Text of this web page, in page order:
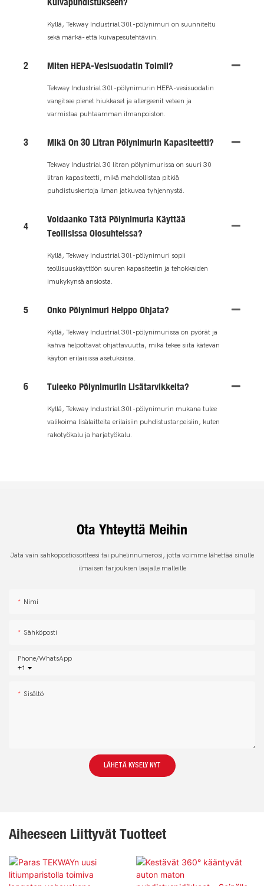
Kyllä, Tekway Industrial 30l -pölynimuri on suunniteltu
sekä märkä- että kuivapesutehtäviin.
2 Miten HEPA-Vesisuodatin Toimii?
Tekway Industrial 30l -pölynimurin HEPA-vesisuodatin
vangitsee pienet hiukkaset ja allergeenit veteen ja
varmistaa puhtaamman ilmanpoiston.
3 Mikä On 30 Litran Pölynimurin Kapasiteetti?
Tekway Industrial 30 litran pölynimurissa on suuri 30
litran kapasiteetti, mikä mahdollistaa pitkiä
puhdistuskertoja ilman jatkuvaa tyhjennystä.
4
Voidaanko Tätä Pölynimuria Käyttää
Teollisissa Olosuhteissa?
Kyllä, Tekway Industrial 30l -pölynimuri sopii
teollisuuskäyttöön suuren kapasiteetin ja tehokkaiden
imukykynsä ansiosta.
5 Onko Pölynimuri Helppo Ohjata?
Kyllä, Tekway Industrial 30l -pölynimurissa on pyörät ja
kahva helpottavat ohjattavuutta, mikä tekee siitä kätevän
käytön erilaisissa asetuksissa.
6 Tuleeko Pölynimuriin Lisätarvikkeita?
Kyllä, Tekway Industrial 30l -pölynimurin mukana tulee
valikoima lisälaitteita erilaisiin puhdistustarpeisiin, kuten
rakotyökalu ja harjatyökalu.
Ota Yhteyttä Meihin
Jätä vain sähköpostiosoitteesi tai puhelinnumerosi, jotta voimme lähettää sinulle
ilmaisen tarjouksen laajalle malleille
Nimi
Sähköposti
+1
Phone/whatsApp
Sisältö
LÄHETÄ KYSELY NYT
Aiheeseen Liittyvät Tuotteet